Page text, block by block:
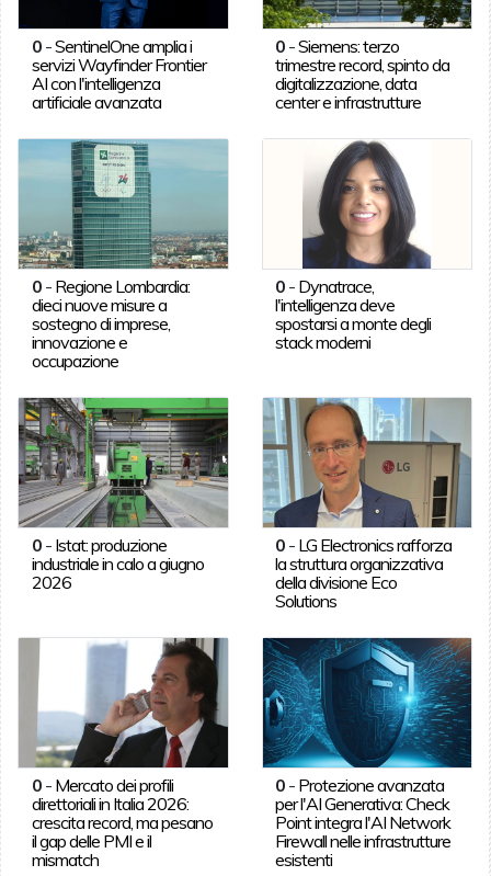
0-SentinelOne amplia i
servizi Wayfinder Frontier
AI con l'intelligenza
artificiale avanzata
0 -Siemens: terzo
trimestre record, spinto da
digitalizzazione, data
center e infrastrutture
0- Regione Lombardia:
dieci nuove misure a
sostegno di imprese,
innovazione e
occupazione
0 - Dynatrace,
l'intelligenza deve
spostarsi a monte degli
stack moderni
0- Istat: produzione
industriale in calo a giugno
2026
0 - LG Electronics rafforza
la struttura organizzativa
della divisione Eco
Solutions
0- Mercato dei profili
direttoriali in Italia 2026:
crescita record, ma pesano
il gap delle PMI e il
mismatch
0 - Protezione avanzata
per l'AI Generativa: Check
Point integra l'AI Network
Firewall nelle infrastrutture
esistenti